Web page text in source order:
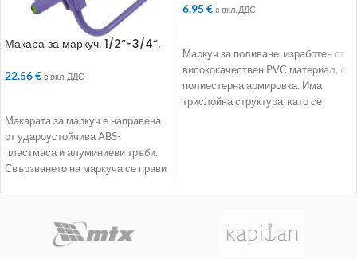
Макара за маркуч. 1/2“-3/4“.
22.56€ с вкл. ДДС
Макарата за маркуч е направена
от удароустойчива ABS-
пластмаса и алуминиеви тръби.
Свързването на маркуча се прави
6.95€ с вкл. ДДС
Маркуч за поливане, изработен от
висококачествен PVC материал, с
полиестерна армировка. Има
трислойна структура, като се